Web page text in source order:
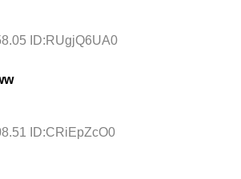
ID:RUgjQ6UA0
ID:CRiEpZcO0